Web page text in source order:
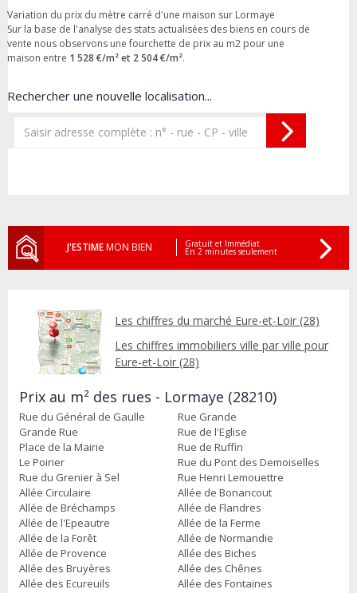
Variation du prix du mètre carré d'une maison sur Lormaye
Sur la base de l'analyse des stats actualisées des biens en cours de
vente nous observons une fourchette de prix au m2 pour une
maison entre 1 528 €/m² et 2 504 €/m².
Rechercher une nouvelle localisation...
J'ESTIMEMON BIEN Gratuit et Immédiat
En 2 minutes seulement
Les chiffres du marché Eure-et-Loir (28)
Les chiffres immobiliers ville par ville pour
Eure-et-Loir (28)
Prix au m² des rues - Lormaye (28210)
Rue du Général de Gaulle
Rue Grande
Grande Rue
Rue de l'Eglise
Place de la Mairie
Rue de Ruffin
Le Poirier
Rue du Pont des Demoiselles
Rue du Grenier à Sel
Rue Henri Lemouettre
Allée Circulaire
Allée de Bonancout
Allée de Bréchamps
Allée de Flandres
Allée de l'Epeautre
Allée de la Ferme
Allée de la Forêt
Allée de Normandie
Allée de Provence
Allée des Biches
Allée des Bruyères
Allée des Chênes
Allée des Ecureuils
Allée des Fontaines